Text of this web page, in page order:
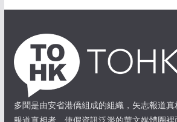
多聞是由安省港僑組成的組織，矢志報道真